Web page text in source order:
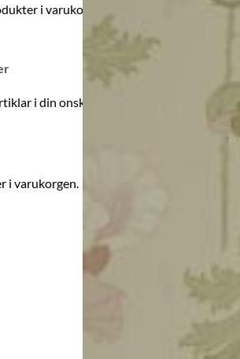
i varukorgen.
i din onskelista.
i varukorgen.